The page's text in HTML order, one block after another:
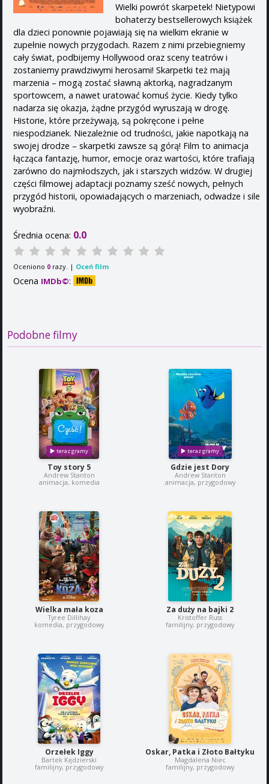
Wielki powrót skarpetek! Nietypowi
bohaterzy bestsellerowych książek
dla dzieci ponownie pojawiają się na wielkim ekranie w
zupełnie nowych przygodach. Razem z nimi przebiegniemy
cały świat, podbijemy Hollywood oraz sceny teatrów i
zostaniemy prawdziwymi herosami! Skarpetki też mają
marzenia – mogą zostać sławną aktorką, nagradzanym
sportowcem, a nawet uratować komuś życie. Kiedy tylko
nadarza się okazja, żądne przygód wyruszają w drogę.
Historie, które przeżywają, są pokręcone i pełne
niespodzianek. Niezależnie od trudności, jakie napotkają na
swojej drodze – skarpetki zawsze są górą! Film to animacja
łącząca fantazję, humor, emocje oraz wartości, które trafiają
zarówno do najmłodszych, jak i starszych widzów. W drugiej
części filmowej adaptacji poznamy sześć nowych, pełnych
przygód historii, opowiadających o marzeniach, odwadze i sile
wyobraźni.
Średnia ocena: 0.0
Oceniono 0 razy. | Oceń film
Ocena IMDb©:
Podobne filmy
Toy story 5
Andrew Stanton
animacja, komedia
Gdzie jest Dory
Andrew Stanton
animacja, przygodowy
Wielka mała koza
Tyree Dillihay
komedia, przygodowy
Za duży na bajki 2
Kristoffer Russ
familijny, przygodowy
Orzełek Iggy
Bartek Kędzierski
familijny, przygodowy
Oskar, Patka i Złoto Bałtyku
Magdalena Niec
familijny, przygodowy